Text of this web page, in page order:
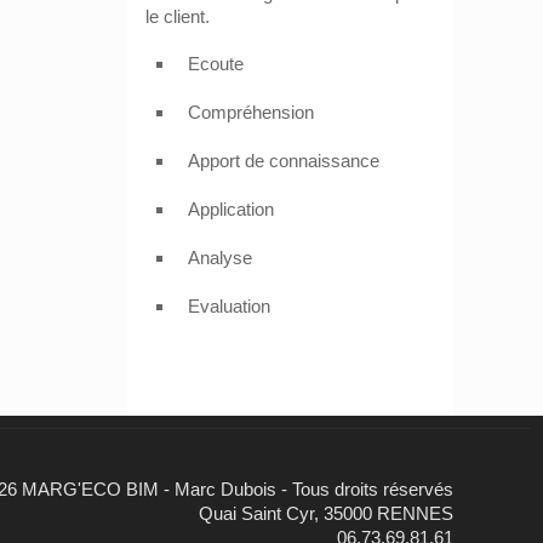
le client.
Ecoute
Compréhension
Apport de connaissance
Application
Analyse
Evaluation
MARG'ECO BIM - Marc Dubois - Tous droits réservés
Quai Saint Cyr, 35000 RENNES
06.73.69.81.61